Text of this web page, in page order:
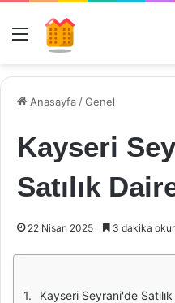
Menü
Anasayfa /Genel
Kayseri
Satılık
22 Nisan 2025 3 dakika
Kayseri Seyrani'de Satılık